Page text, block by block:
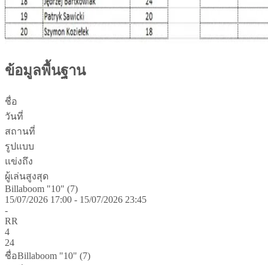
ข้อมูลพื้นฐาน
ชื่อ
วันที่
สถานที่
รูปแบบ
แข่งถึง
ผู้เล่นสูงสุด
Billaboom "10" (7)
15/07/2026 17:00 - 15/07/2026 23:45
-
RR
4
24
ชื่อBillaboom "10" (7)